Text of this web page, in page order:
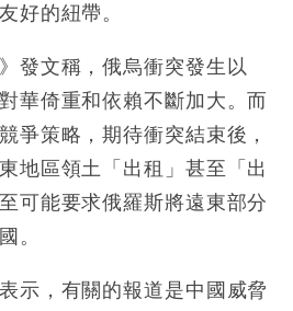
月10日合辦氣候金融會議
黃金目標價至505元 惟維持「增
子店涉提供失實資料 遭禁申請輸入
海豚」殘渦北上 上海取消逾900班
半年淨利創新高 中期息增15%至
港今年GDP預測至4.5% 看好貿易
好的紐帶。
發文稱，俄烏衝突發生以
華倚重和依賴不斷加大。而
爭策略，期待衝突結束後，
地區領土「出租」甚至「出
可能要求俄羅斯將遠東部分
。
示，有關的報道是中國威脅